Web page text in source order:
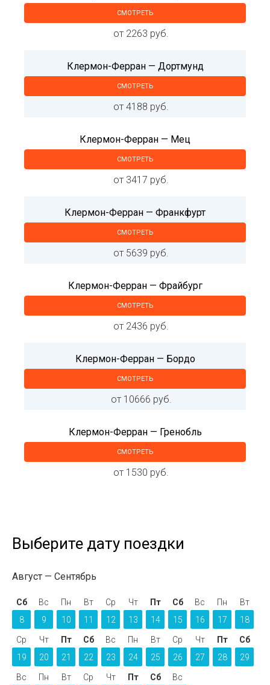
СМОТРЕТЬ
от 2263 руб.
Клермон-Ферран — Дортмунд
СМОТРЕТЬ
от 4188 руб.
Клермон-Ферран — Мец
СМОТРЕТЬ
от 3417 руб.
Клермон-Ферран — Франкфурт
СМОТРЕТЬ
от 5639 руб.
Клермон-Ферран — Фрайбург
СМОТРЕТЬ
от 2436 руб.
Клермон-Ферран — Бордо
СМОТРЕТЬ
от 10666 руб.
Клермон-Ферран — Гренобль
СМОТРЕТЬ
от 1530 руб.
Выберите дату поездки
Август Сентябрь
Сб
8
Вс
9
Пн
10
Вт
11
Ср
12
Чт
13
Пт
14
Сб
15
Вс
16
Пн
17
Вт
18
Ср
19
Чт
20
Пт
21
Сб
22
Вс
23
Пн
24
Вт
25
Ср
26
Чт
27
Пт
28
Сб
29
Вс
Пн
Вт
Ср
Чт
Пт
Сб
Вс